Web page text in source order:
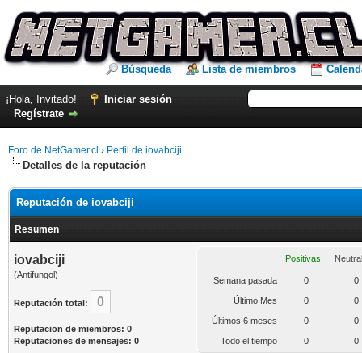
Búsqueda Lista de miembros
¡Hola, Invitado!
Iniciar sesión
Regístrate
Foro de NetGamer.cl › Perfil de iovabciji
Detalles de la reputación
Reputación de iovabciji
Resumen
iovabciji
(Antifungol)
Reputación total: 0
Reputacion de miembros: 0
Reputaciones de mensajes: 0
Positivas
Semana pasada 0 0
Último Mes 0 0
Últimos 6 meses 0 0
Todo el tiempo 0 0